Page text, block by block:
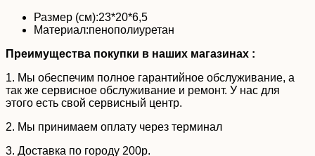
Размер (см):23*20*6,5
Материал:пенополиуретан
Преимущества покупки в наших магазинах :
1. Мы обеспечим полное гарантийное обслуживание, а
так же сервисное обслуживание и ремонт. У нас для
этого есть свой сервисный центр.
2. Мы принимаем оплату через терминал
3. Доставка по городу 200р.